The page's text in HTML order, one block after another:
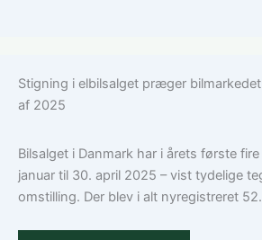
Stigning i elbilsalget præger
af 2025
Bilsalget i Danmark har i årets første fire
januar til 30. april 2025 – vist tydelige
omstilling. Der blev i alt nyregistreret